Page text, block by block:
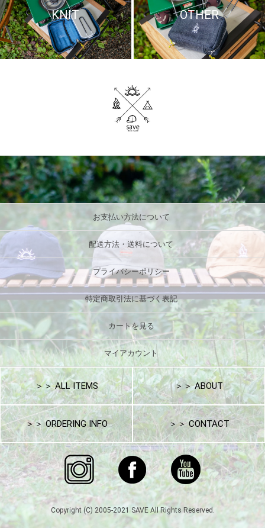
KNIT OTHER
お支払い方法について
配送方法・送料について
プライバシーポリシー
特定商取引法に基づく表記
カートを見る
マイアカウント
＞＞ ALL ITEMS ＞＞ ABOUT
＞＞ ORDERING INFO ＞＞ CONTACT
Copyright (C) 2005-2021 SAVE All Rights Reserved.